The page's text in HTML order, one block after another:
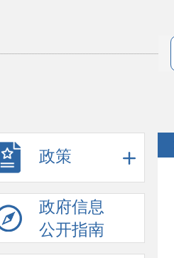
政策
政府信息
公开指南